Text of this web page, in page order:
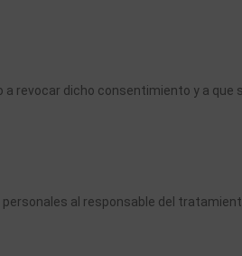
revocar dicho consentimiento y a que
al responsable del